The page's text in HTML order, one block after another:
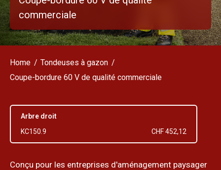
commerciale
Home
Tondeuses à gazon
Coupe-bordure 60 V de qualité commerciale
Arbre droit
KC150.9
CHF 452,12
Conçu pour les entreprises d'aménagement paysager